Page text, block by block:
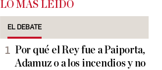
LO MÁS LEÍDO
EL DEBATE
Por qué el Rey fue a Paiporta,
Adamuz o a los incendios y no